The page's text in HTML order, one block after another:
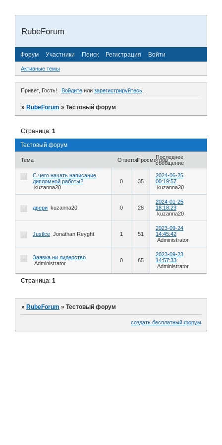
RubeForum
Форум Участники Поиск Регистрация Войти
Активные темы
Привет, Гость! Войдитеили зарегистрируйтесь.
»RubeForum »Тестовый форум
Тестовый форум
Страница:1
Тема ОтветовПросмотровПоследнее
сообщение
С чего начать написание
дипломной работы?
kuzanna20
0 35
2024-06-25
00:19:57
kuzanna20
двери kuzanna20 0 28
2024-01-25
18:18:23
kuzanna20
Justlce Jonathan Reyght 1 51
2023-09-24
14:45:42
Administrator
Заявка ни лидерство
Administrator
0 65
2023-09-23
14:57:33
Administrator
Страница:1
»RubeForum »Тестовый форум
создать бесплатный форум